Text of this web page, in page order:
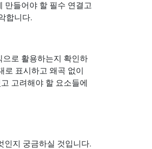
만들어야 할 필수 연결고
합니다.
로 활용하는지 확인하
로 표시하고 왜곡 없이
고려해야 할 요소들에
인지 궁금하실 것입니다.